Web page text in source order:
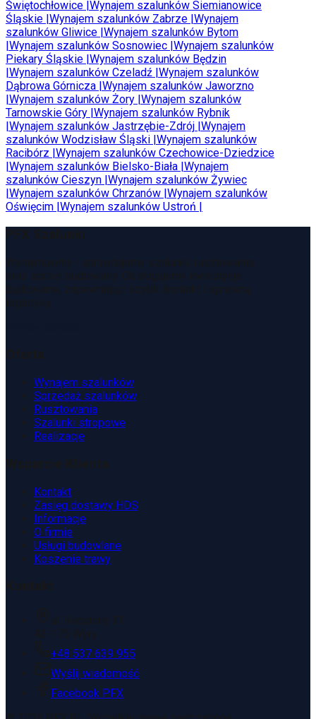
Świętochłowice Wynajem szalunków Siemianowice
Śląskie Wynajem szalunków Zabrze Wynajem
szalunków Gliwice Wynajem szalunków Bytom
Wynajem szalunków Sosnowiec Wynajem szalunków
Piekary Śląskie Wynajem szalunków Będzin
Wynajem szalunków Czeladź Wynajem szalunków
Dąbrowa Górnicza Wynajem szalunków Jaworzno
Wynajem szalunków Żory Wynajem szalunków
Tarnowskie Góry Wynajem szalunków Rybnik
Wynajem szalunków Jastrzębie-Zdrój Wynajem
szalunków Wodzisław Śląski Wynajem szalunków
Racibórz Wynajem szalunków Czechowice-Dziedzice
Wynajem szalunków Bielsko-Biała Wynajem
szalunków Cieszyn Wynajem szalunków Żywiec
Wynajem szalunków Chrzanów Wynajem szalunków
Oświęcim Wynajem szalunków Ustroń
Wynajem szalunków
Sprzedaż szalunków
Rusztowania
Szalunki stropowe
Realizacje
Kontakt
Zasięg dostawy HDS
Informacje
O firmie
Usługi budowlane
Koszenie trawy
+48 537 639 955
Wyślij wiadomość
Facebook PFX